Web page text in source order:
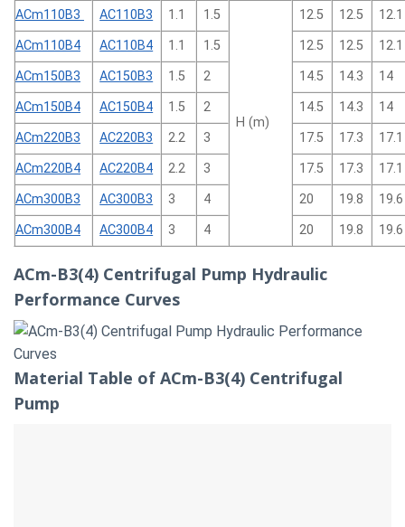
ACm110B3 AC110B3 1.1 1.5
H (m)
12.5 12.5
12.1
ACm110B4
AC110B4 1.1 1.5 12.5 12.5
12.1
ACm150B3
AC150B3 1.5 2 14.5 14.3
14
ACm150B4
AC150B4 1.5 2 14.5 14.3
14
ACm220B3
AC220B3 2.2 3 17.5 17.3
17.1
ACm220B4
AC220B4 2.2 3 17.5 17.3
17.1
ACm300B3
AC300B3 3 4 20 19.8
19.6
ACm300B4
AC300B4 3 4 20 19.8 19.6
ACm-B3(4) Centrifugal Pump Hydraulic
Performance Curves
Material Table of ACm-B3(4) Centrifugal
Pump